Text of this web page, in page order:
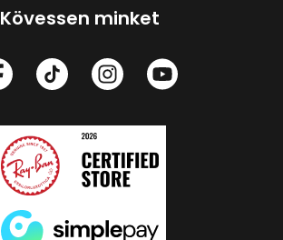
Kövessen minket